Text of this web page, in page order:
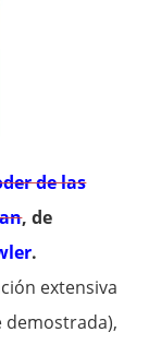
de las
, de
.
extensiva